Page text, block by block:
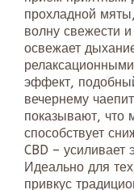
прохладной
волну свежести
освежает
эффект,
вечернему
показывают, что
способствует
CBD –
Идеально для
привкус